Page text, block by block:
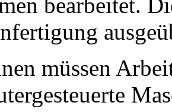
bearbeitet.
müssen